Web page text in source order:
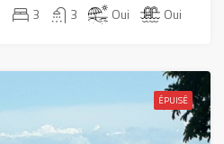
3 3 Oui Oui
ÉPUISÉ